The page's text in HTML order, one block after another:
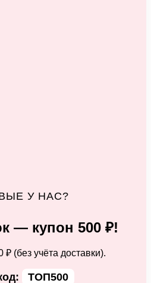
У НАС?
— купон 500 ₽!
₽ (без учёта доставки).
ТОП500